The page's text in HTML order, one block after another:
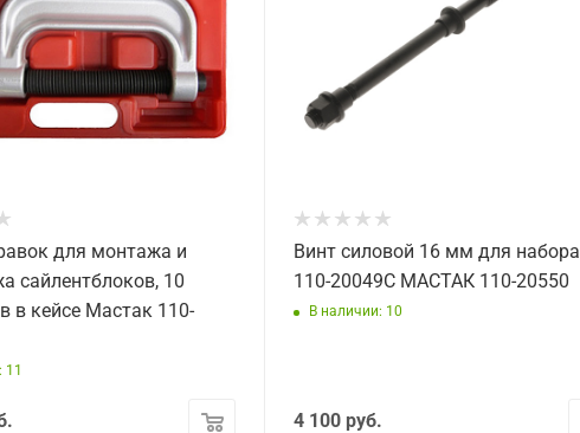
для монтажа и
сайлентблоков, 10
в кейсе Мастак 110-
11
Винт силовой 16 мм для набора
110-20049C МАСТАК 110-20550
В наличии: 10
4 100 руб.